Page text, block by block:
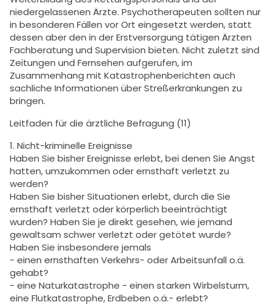
niedergelassenen Ärzte. Psychotherapeuten sollten nur
in besonderen Fällen vor Ort eingesetzt werden, statt
dessen aber den in der Erstversorgung tätigen Ärzten
Fachberatung und Supervision bieten. Nicht zuletzt sind
Zeitungen und Fernsehen aufgerufen, im
Zusammenhang mit Katastrophenberichten auch
sachliche Informationen über Streßerkrankungen zu
bringen.
Leitfaden für die ärztliche Befragung (11)
1. Nicht-kriminelle Ereignisse
Haben Sie bisher Ereignisse erlebt, bei denen Sie Angst
hatten, umzukommen oder ernsthaft verletzt zu
werden?
Haben Sie bisher Situationen erlebt, durch die Sie
ernsthaft verletzt oder körperlich beeinträchtigt
wurden? Haben Sie je direkt gesehen, wie jemand
gewaltsam schwer verletzt oder getötet wurde?
Haben Sie insbesondere jemals
- einen ernsthaften Verkehrs- oder Arbeitsunfall o.ä.
gehabt?
- eine Naturkatastrophe - einen starken Wirbelsturm,
eine Flutkatastrophe, Erdbeben o.ä.- erlebt?